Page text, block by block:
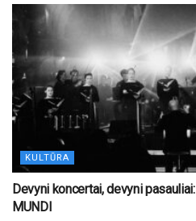
KULTŪRA
Devyni koncertai, devyni
MUNDI